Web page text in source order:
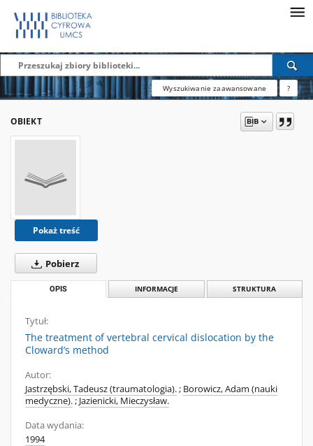
Wyszukiwanie zaawansowane ?
OBIEKT
Pokaż treść
Pobierz
OPIS INFORMACJE STRUKTURA
Tytuł:
The treatment of vertebral cervical dislocation by the
Cloward’s method
Autor:
Jastrzębski, Tadeusz (traumatologia).; Borowicz, Adam (nauki
medyczne).; Jazienicki, Mieczysław.
Data wydania:
1994